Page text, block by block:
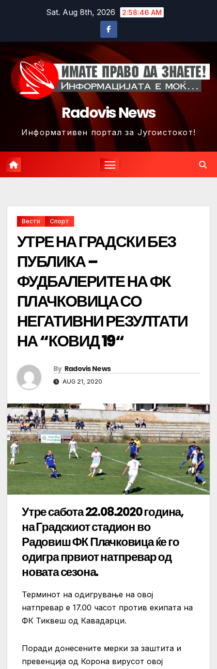
Sat. Aug 8th, 2026 2:58:49 AM
Radovis News
Информативен портал за Југоистокот!
Вести Спорт
УТРЕ НА ГРАДСКИ БЕЗ
ПУБЛИКА –
ФУДБАЛЕРИТЕ НА ФК
ПЛАЧКОВИЦА СО
НЕГАТИВНИ РЕЗУЛТАТИ
НА “КОВИД 19“
By Radovis News
AUG 21, 2020
Утре сабота 22.08.2020 година,
на Градскиот стадион во
Радовиш ФК Плачковица ќе го
одигра првиот натпревар од
новата сезона.
Терминот на одигрување на овој
натпревар е 17.00 часот против екипата на
ФК Тиквеш од Кавадарци.
Поради донесените мерки за заштита и
превенција од Корона вирусот овој